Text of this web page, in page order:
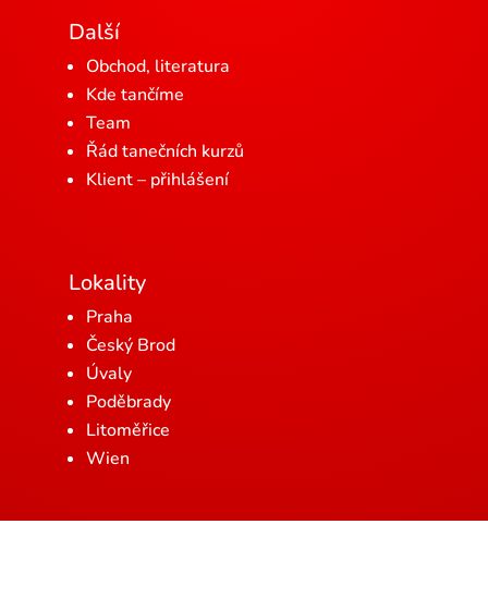
Další
Obchod, literatura
Kde tančíme
Team
Řád tanečních kurzů
Klient – přihlášení
Lokality
Praha
Český Brod
Úvaly
Poděbrady
Litoměřice
Wien